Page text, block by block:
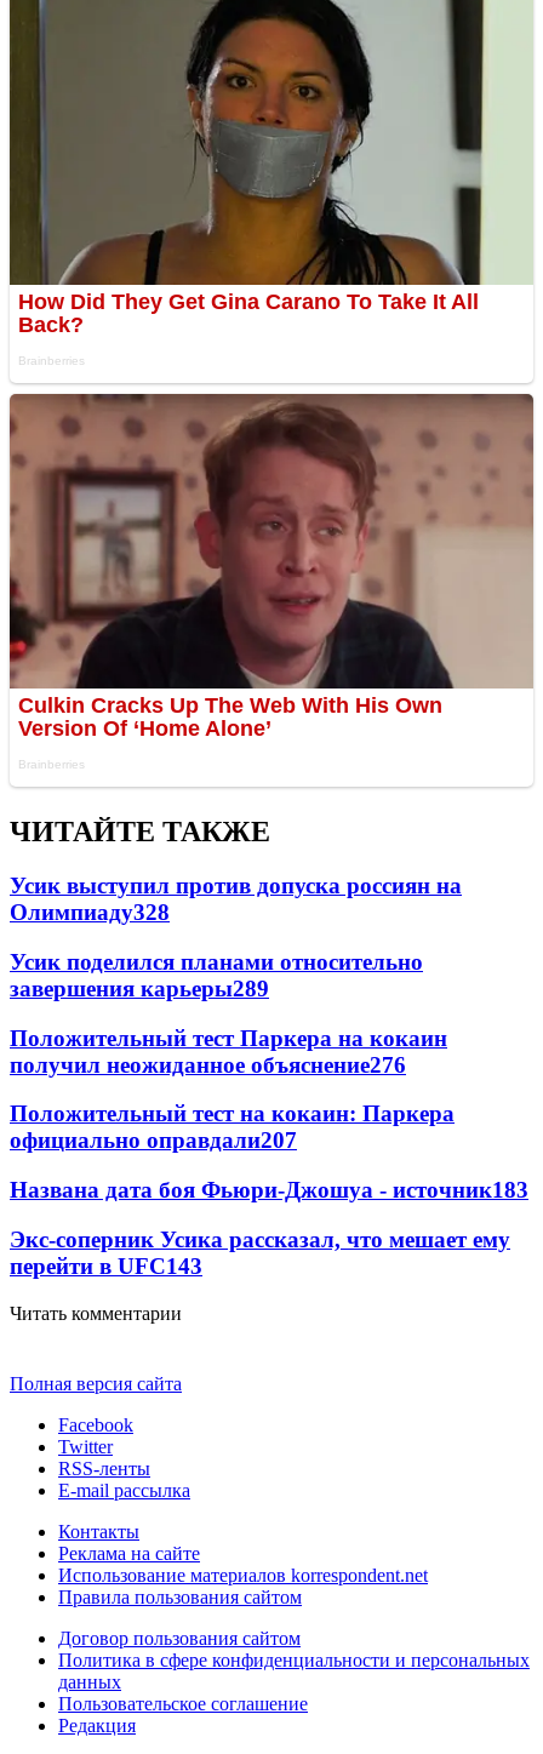
ЧИТАЙТЕ ТАКЖЕ
Усик выступил против допуска россиян на
Олимпиаду328
Усик поделился планами относительно
завершения карьеры289
Положительный тест Паркера на кокаин
получил неожиданное объяснение276
Положительный тест на кокаин: Паркера
официально оправдали207
Названа дата боя Фьюри-Джошуа - источник183
Экс-соперник Усика рассказал, что мешает ему
перейти в UFC143
Читать комментарии
Полная версия сайта
Facebook
Twitter
RSS-ленты
E-mail рассылка
Контакты
Реклама на сайте
Использование материалов korrespondent.net
Правила пользования сайтом
Договор пользования сайтом
Политика в сфере конфиденциальности и персональных
данных
Пользовательское соглашение
Редакция